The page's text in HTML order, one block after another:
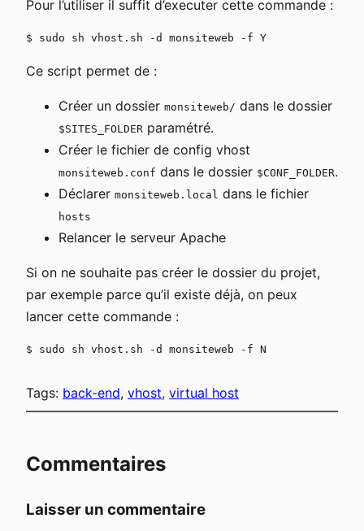
Pour l’utiliser il suffit d’executer cette commande :
Ce script permet de :
Créer un dossier monsiteweb/ dans le dossier
$SITES_FOLDER paramétré.
Créer le fichier de config vhost
monsiteweb.conf dans le dossier $CONF_FOLDER.
Déclarer monsiteweb.local dans le fichier
hosts
Relancer le serveur Apache
Si on ne souhaite pas créer le dossier du projet,
par exemple parce qu’il existe déjà, on peux
lancer cette commande :
Tags: back-end, vhost, virtual host
Commentaires
Laisser un commentaire